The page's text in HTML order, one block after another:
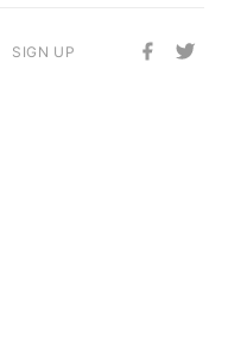
SIGN UP